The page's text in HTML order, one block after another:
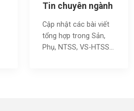
Tin chuyên ngành
Cập nhật các bài viết
tổng hợp trong Sản,
Phụ, NTSS, VS-HTSS...